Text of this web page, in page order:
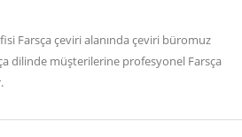
Farsça çeviri alanında çeviri büromuz
dilinde müşterilerine profesyonel Farsça